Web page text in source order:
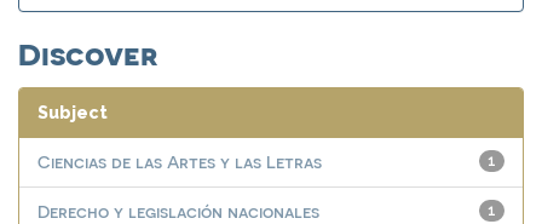
Discover
Subject
1
Ciencias de las Artes y las Letras
1
Derecho y legislación nacionales